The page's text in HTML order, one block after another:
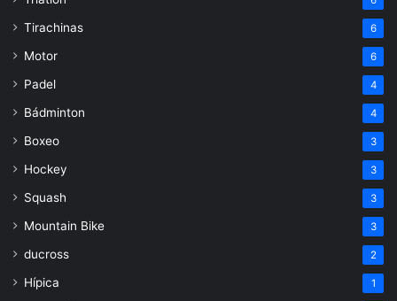
Tirachinas 6
Motor 6
Padel 4
Bádminton 4
Boxeo 3
Hockey 3
Squash 3
Mountain Bike 3
ducross 2
Hípica 1